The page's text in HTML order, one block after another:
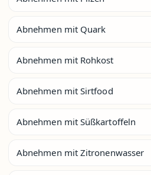
Abnehmen mit Quark
Abnehmen mit Rohkost
Abnehmen mit Sirtfood
Abnehmen mit Süßkartoffeln
Abnehmen mit Zitronenwasser